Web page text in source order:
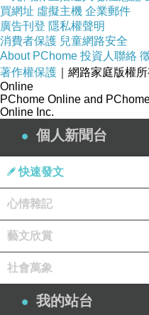
買網址 虛擬主機 企業郵件
廣告刊登 隱私權聲明
消費者保護 兒童網路安全
About PChome 投資人聯絡
著作權保護 ｜網路家庭版權
Online
PChome Online and
Online Inc.
個人新聞台
快速發文
心情雜記
藝文欣賞
社會萬象
我的站台